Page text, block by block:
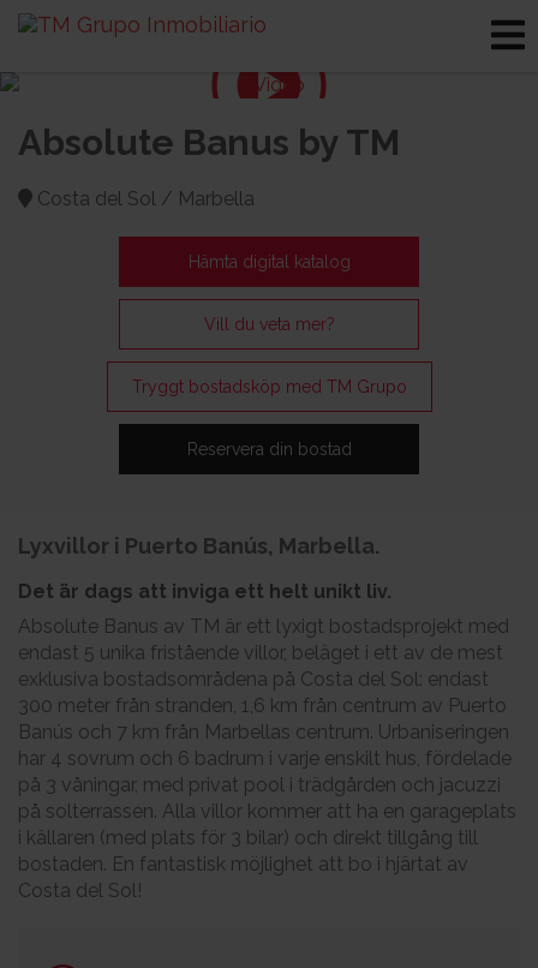
Absolute Banus by TM
Costa del Sol / Marbella
Hämta digital katalog
Vill du veta mer?
Tryggt bostadsköp med TM Grupo
Reservera din bostad
Lyxvillor i Puerto Banús, Marbella.
Det är dags att inviga ett helt unikt liv.
Absolute Banus av TM är ett lyxigt bostadsprojekt med
endast 5 unika fristående villor, beläget i ett av de mest
exklusiva bostadsområdena på Costa del Sol: endast
300 meter från stranden, 1,6 km från centrum av Puerto
Banús och 7 km från Marbellas centrum. Urbaniseringen
har 4 sovrum och 6 badrum i varje enskilt hus, fördelade
på 3 våningar, med privat pool i trädgården och jacuzzi
på solterrassen. Alla villor kommer att ha en garageplats
i källaren (med plats för 3 bilar) och direkt tillgång till
bostaden. En fantastisk möjlighet att bo i hjärtat av
Costa del Sol!